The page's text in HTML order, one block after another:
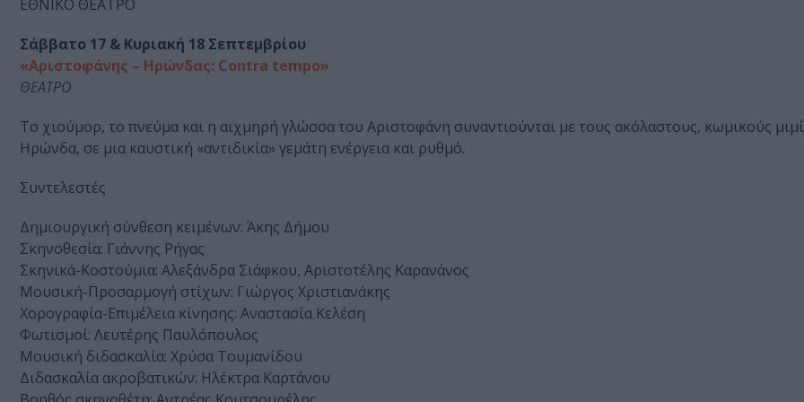
ΕΘΝΙΚΟ ΘΕΑΤΡΟ
Σάββατο 17 & Κυριακή 18 Σεπτεμβρίου
«Aριστοφάνης – Ηρώνδας: Contra tempo»
ΘΕΑΤΡΟ
Το χιούμορ, το πνεύμα και η αιχμηρή γλώσσα του Αριστοφάνη συναντιούνται με τους ακόλαστους, κωμικούς
Ηρώνδα, σε μια καυστική «αντιδικία» γεμάτη ενέργεια και ρυθμό.
Συντελεστές
Δημιουργική σύνθεση κειμένων: Άκης Δήμου
Σκηνοθεσία: Γιάννης Ρήγας
Σκηνικά-Κοστούμια: Αλεξάνδρα Σιάφκου, Αριστοτέλης Καρανάνος
Μουσική-Προσαρμογή στίχων: Γιώργος Χριστιανάκης
Χορογραφία-Επιμέλεια κίνησης: Αναστασία Κελέση
Φωτισμοί: Λευτέρης Παυλόπουλος
Μουσική διδασκαλία: Χρύσα Τουμανίδου
Διδασκαλία ακροβατικών: Ηλέκτρα Καρτάνου